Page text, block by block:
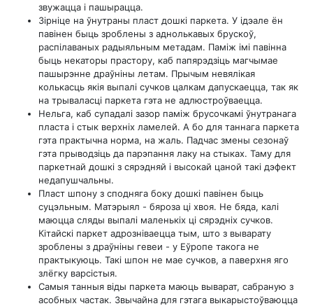
звужацца і пашырацца.
Зірніце на ўнутраны пласт дошкі паркета. У ідэале ён
павінен быць зроблены з аднолькавых брускоў,
распілаваных радыяльным метадам. Паміж імі павінна
быць некаторы прастору, каб папярэдзіць магчымае
пашырэнне драўніны летам. Прычым невялікая
колькасць якія выпалі сучков цалкам дапускаецца, так як
на трываласці паркета гэта не адлюстроўваецца.
Нельга, каб супадалі зазор паміж брусочкамі ўнутранага
пласта і стык верхніх ламелей. А бо для таннага паркета
гэта практычна норма, на жаль. Падчас змены сезонаў
гэта прыводзіць да парэпання лаку на стыках. Таму для
паркетнай дошкі з сярэдняй і высокай цаной такі дэфект
недапушчальны.
Пласт шпону з сподняга боку дошкі павінен быць
суцэльным. Матэрыял - бяроза ці хвоя. Не бяда, калі
маюцца сляды выпалі маленькіх ці сярэдніх сучков.
Кітайскі паркет адрозніваецца тым, што з выварату
зроблены з драўніны гевеи - у Еўропе такога не
практыкуюць. Такі шпон не мае сучков, а паверхня яго
злёгку варсістыя.
Самыя танныя віды паркета маюць выварат, сабраную з
асобных частак. Звычайна для гэтага выкарыстоўваюцца